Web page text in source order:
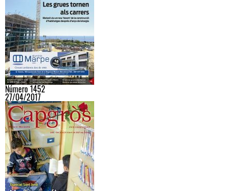
Número 1452
27/04/2017